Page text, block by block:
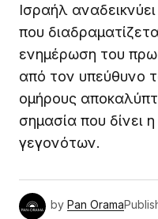
Ισραήλ
που
ενημέρωση του
από τον υπεύθυνο
ομήρους
σημασία που δίνει
γεγονότων.
by Pan Orama